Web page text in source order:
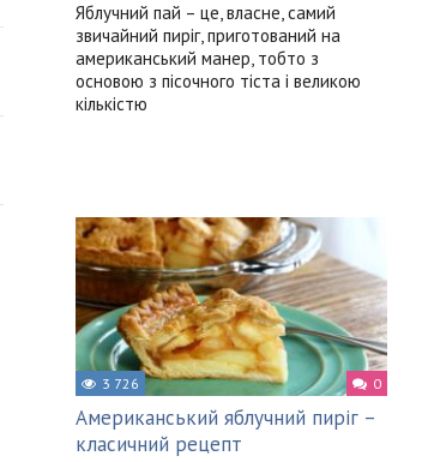
Яблучний пай – це, власне, самий
звичайний пиріг, приготований на
американський манер, тобто з
основою з пісочного тіста і великою
кількістю
3 726 0
Американський яблучний пиріг –
класичний рецепт